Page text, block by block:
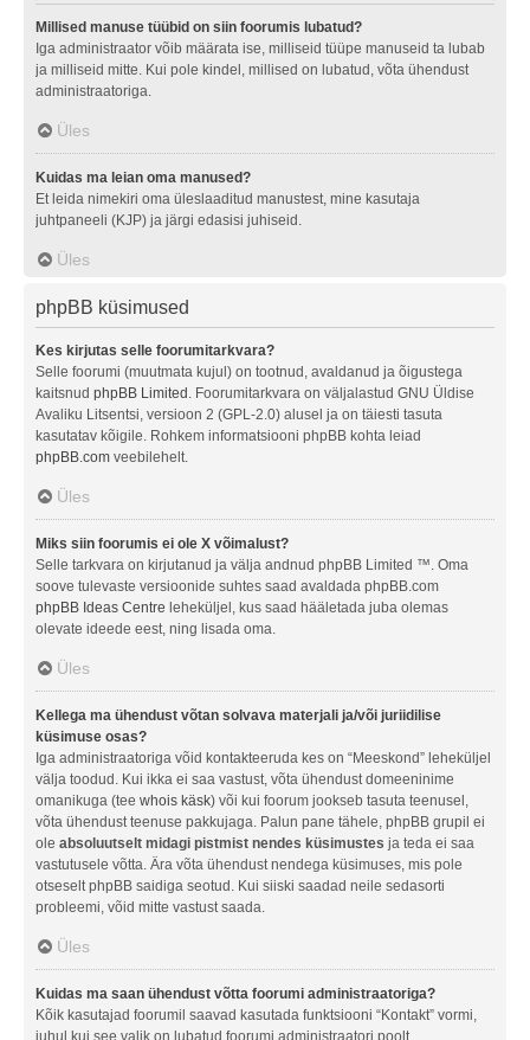
Millised manuse tüübid on siin foorumis lubatud?
Iga administraator võib määrata ise, milliseid tüüpe manuseid ta lubab
ja milliseid mitte. Kui pole kindel, millised on lubatud, võta ühendust
administraatoriga.
Üles
Kuidas ma leian oma manused?
Et leida nimekiri oma üleslaaditud manustest, mine kasutaja
juhtpaneeli (KJP) ja järgi edasisi juhiseid.
Üles
phpBB küsimused
Kes kirjutas selle foorumitarkvara?
Selle foorumi (muutmata kujul) on tootnud, avaldanud ja õigustega
kaitsnud phpBB Limited . Foorumitarkvara on väljalastud GNU Üldise
Avaliku Litsentsi, versioon 2 (GPL-2.0) alusel ja on täiesti tasuta
kasutatav kõigile. Rohkem informatsiooni phpBB kohta leiad
phpBB.com veebilehelt.
Üles
Miks siin foorumis ei ole X võimalust?
Selle tarkvara on kirjutanud ja välja andnud phpBB Limited ™. Oma
soove tulevaste versioonide suhtes saad avaldada phpBB.com
phpBB Ideas Centre leheküljel, kus saad hääletada juba olemas
olevate ideede eest, ning lisada oma.
Üles
Kellega ma ühendust võtan solvava materjali ja/või juriidilise
küsimuse osas?
Iga administraatoriga võid kontakteeruda kes on “Meeskond” leheküljel
välja toodud. Kui ikka ei saa vastust, võta ühendust domeeninime
omanikuga (tee whois käsk) või kui foorum jookseb tasuta teenusel,
võta ühendust teenuse pakkujaga. Palun pane tähele, phpBB grupil ei
ole absoluutselt midagi pistmist nendes küsimustes ja teda ei saa
vastutusele võtta. Ära võta ühendust nendega küsimuses, mis pole
otseselt phpBB saidiga seotud. Kui siiski saadad neile sedasorti
probleemi, võid mitte vastust saada.
Üles
Kuidas ma saan ühendust võtta foorumi administraatoriga?
Kõik kasutajad foorumil saavad kasutada funktsiooni “Kontakt” vormi,
juhul kui see valik on lubatud foorumi administraatori poolt.